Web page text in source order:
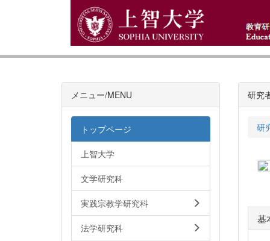
研究
研
基
メニュー/MENU
トップページ
上智大学
文学研究科
実践宗教学研究科
法学研究科